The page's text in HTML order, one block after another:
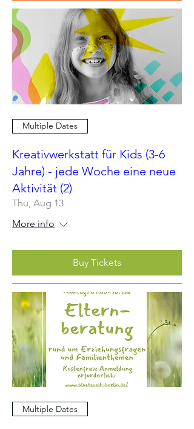
Multiple Dates
Kreativwerkstatt für Kids (3-6
Jahre) - jede Woche eine neue
Aktivität (2)
Thu, Aug 13
More info
Buy Tickets
Multiple Dates